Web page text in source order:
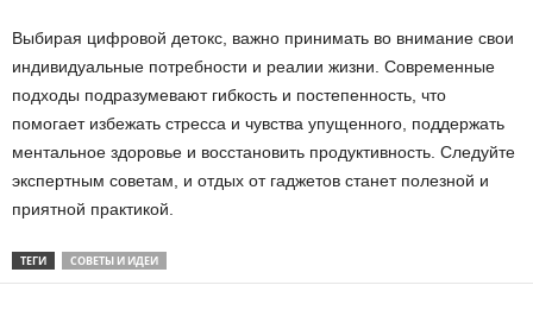
Выбирая цифровой детокс, важно принимать во внимание свои
индивидуальные потребности и реалии жизни. Современные
подходы подразумевают гибкость и постепенность, что
помогает избежать стресса и чувства упущенного, поддержать
ментальное здоровье и восстановить продуктивность. Следуйте
экспертным советам, и отдых от гаджетов станет полезной и
приятной практикой.
ТЕГИ СОВЕТЫ И ИДЕИ